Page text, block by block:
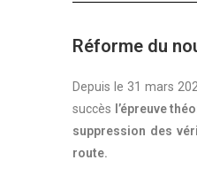
Réforme du
Depuis le 31 mars
succès l’épreuve
suppression des
route.